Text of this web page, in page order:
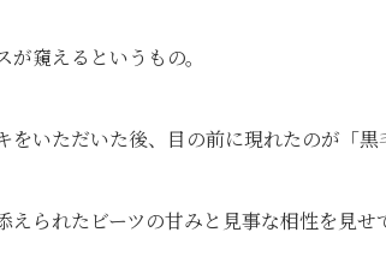
窺えるというもの。
いただいた後、目の前に現れたのが「黒
られたビーツの甘みと見事な相性を見せ